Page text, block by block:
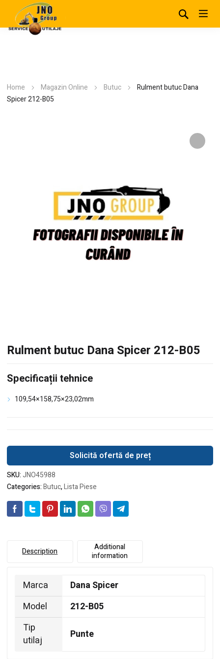
Home Magazin Online Butuc
Rulment butuc Dana
Spicer 212-B05
Rulment butuc Dana Spicer 212-B05
Specificații tehnice
109,54×158,75×23,02mm
Solicită ofertă de preț
SKU:JNO45988
Categories:Butuc,Lista Piese
Description
Additional
information
Marca
Dana Spicer
Model
212-B05
Tip
utilaj
Punte